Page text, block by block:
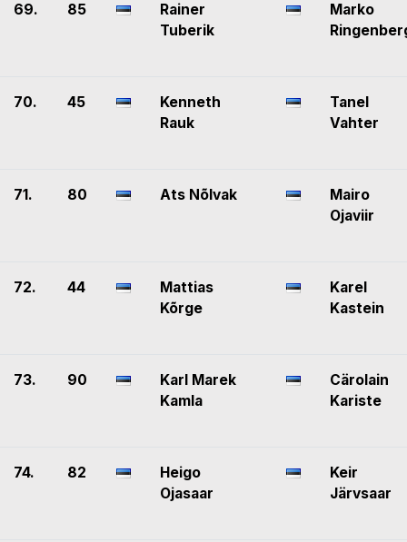
69. 85
Rainer
Tuberik
Marko
70. 45
Kenneth
Rauk
Tanel
Vahter
71. 80 Ats Nõlvak
Mairo
Ojaviir
72. 44
Mattias
Kõrge
Karel
Kastein
73. 90
Karl Marek
Kamla
Cärolain
Kariste
74. 82
Heigo
Ojasaar
Keir
Järvsaar